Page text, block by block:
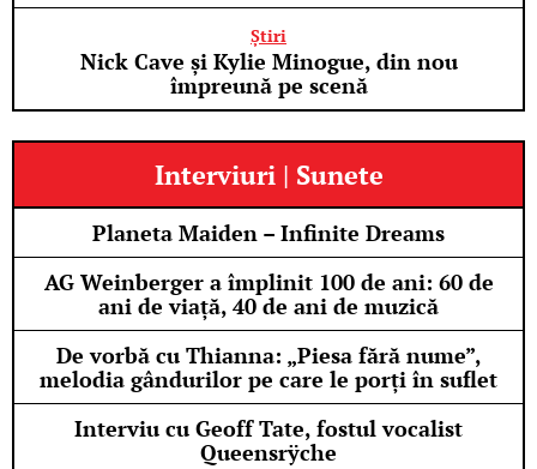
Nick Cave și Kylie Minogue, din nou
împreună pe scenă
Știri
Interviuri | Sunete
Planeta Maiden – Infinite Dreams
AG Weinberger a împlinit 100 de ani: 60 de
ani de viață, 40 de ani de muzică
De vorbă cu Thianna: „Piesa fără nume”,
melodia gândurilor pe care le porți în suflet
Interviu cu Geoff Tate, fostul vocalist
Queensrÿche